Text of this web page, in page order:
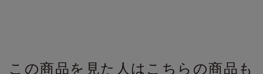
この商品を見た人はこちらの商品も